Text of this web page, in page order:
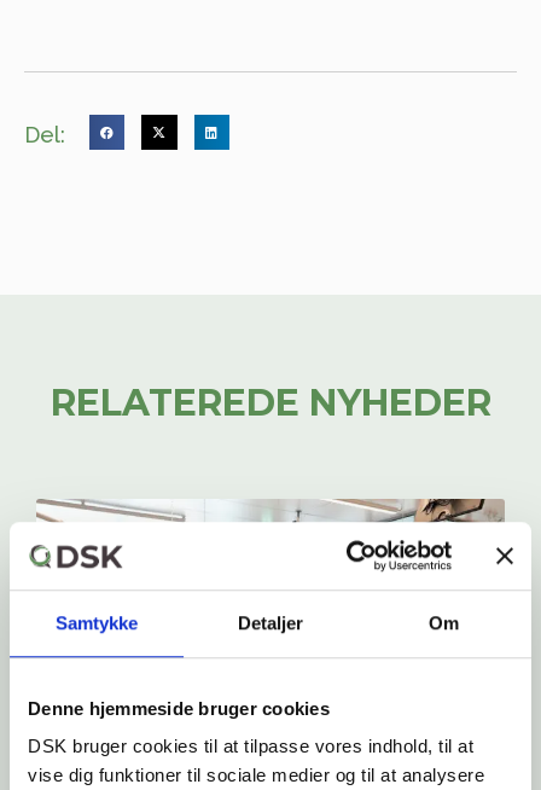
Samtykke Detaljer Om
Denne hjemmeside bruger cookies
DSK bruger cookies til at tilpasse vores indhold, til at
vise dig funktioner til sociale medier og til at analysere
Del:
RELATEREDE NYHEDER